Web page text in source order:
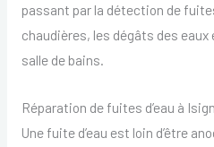
passant par la détection de
chaudières, les dégâts des eaux
salle de bains.
Réparation de fuites d’eau à
Une fuite d’eau est loin d’être